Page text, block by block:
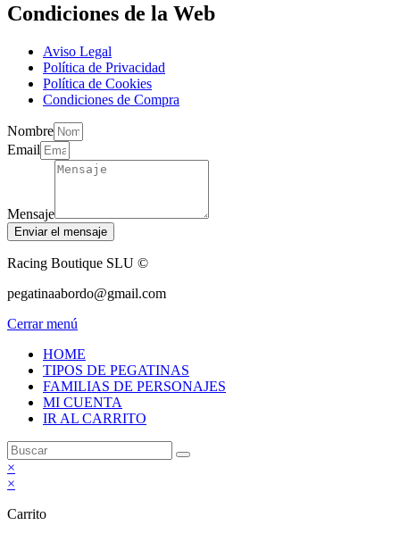
Condiciones de la Web
Aviso Legal
Política de Privacidad
Política de Cookies
Condiciones de Compra
Nombre
Email
Mensaje
Enviar el mensaje
Racing Boutique SLU ©
pegatinaabordo@gmail.com
Cerrar menú
HOME
TIPOS DE PEGATINAS
FAMILIAS DE PERSONAJES
MI CUENTA
IR AL CARRITO
×
×
Carrito